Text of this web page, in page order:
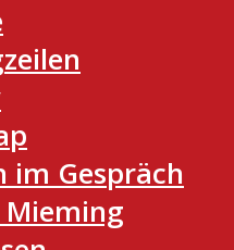
im Gespräch
Mieming